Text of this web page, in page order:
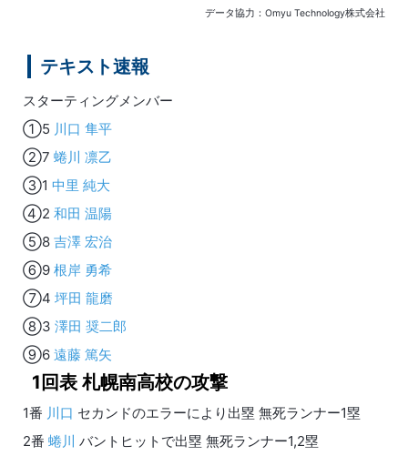
データ協力：Omyu Technology株式会社
テキスト速報
スターティングメンバー
①5 川口 隼平
②7 蜷川 凛乙
③1 中里 純大
④2 和田 温陽
⑤8 吉澤 宏治
⑥9 根岸 勇希
⑦4 坪田 龍磨
⑧3 澤田 奨二郎
⑨6 遠藤 篤矢
1回表 札幌南高校の攻撃
1番 川口 セカンドのエラーにより出塁 無死ランナー1塁
2番 蜷川 バントヒットで出塁 無死ランナー1,2塁